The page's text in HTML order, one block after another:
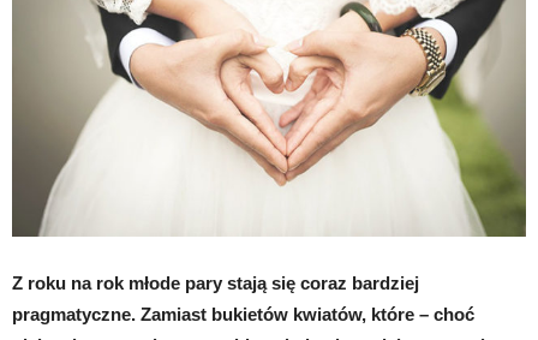
Z roku na rok młode pary stają się coraz bardziej
pragmatyczne. Zamiast bukietów kwiatów, które – choć